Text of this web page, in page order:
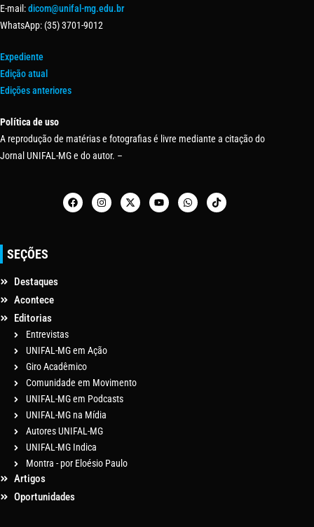
E-mail:dicom@unifal-mg.edu.br
WhatsApp: (35) 3701-9012
Expediente
Edição atual
Edições anteriores
Política de uso
A reprodução de matérias e fotografias é livre mediante a citação do
Jornal UNIFAL-MG e do autor. –
SEÇÕES
Destaques
Acontece
Editorias
Entrevistas
UNIFAL-MG em Ação
Giro Acadêmico
Comunidade em Movimento
UNIFAL-MG em Podcasts
UNIFAL-MG na Mídia
Autores UNIFAL-MG
UNIFAL-MG Indica
Montra - por Eloésio Paulo
Artigos
Oportunidades